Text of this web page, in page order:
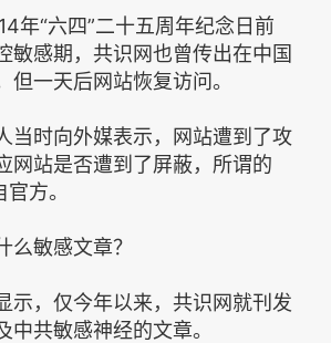
年“六四”二十五周年纪念日前
敏感期，共识网也曾传出在中国
但一天后网站恢复访问。
当时向外媒表示，网站遭到了攻
网站是否遭到了屏蔽，所谓的
方。
么敏感文章？
示，仅今年以来，共识网就刊发
中共敏感神经的文章。